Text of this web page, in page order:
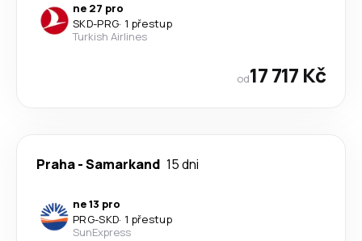
ne 27 pro
SKD-PRG· 1 přestup
Turkish Airlines
od17 717 Kč
Praha-Samarkand 15 dni
ne 13 pro
PRG-SKD· 1 přestup
SunExpress